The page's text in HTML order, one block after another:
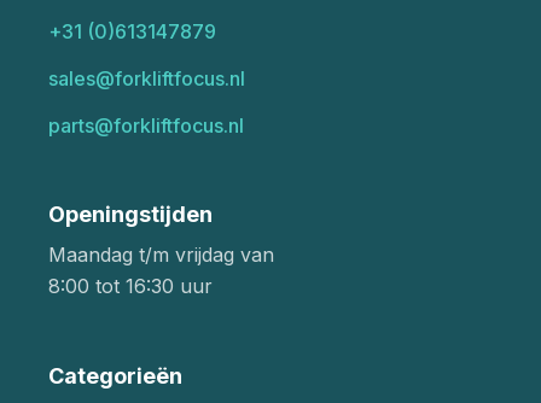
+31 (0)613147879
sales@forkliftfocus.nl
parts@forkliftfocus.nl
Openingstijden
Maandag t/m vrijdag van
8:00 tot 16:30 uur
Categorieën